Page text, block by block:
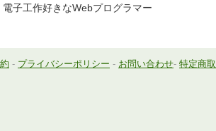
電子工作好きなWebプログラマー
- プライバシーポリシー - お問い合わせ- 特定商